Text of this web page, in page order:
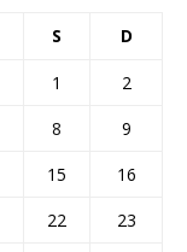
S D
1
2
8
9
15
16
22
23